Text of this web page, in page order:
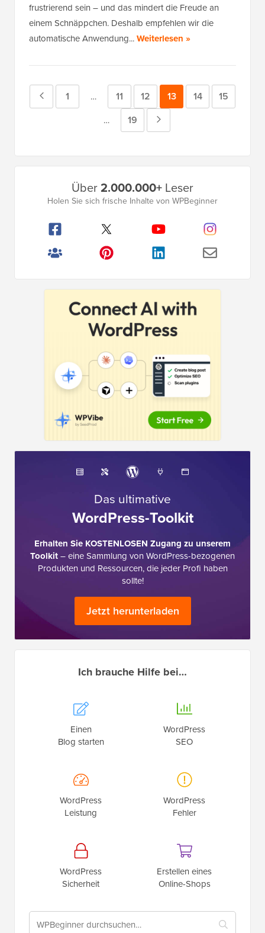
frustrierend sein – und das mindert die Freude an
einem Schnäppchen. Deshalb empfehlen wir die
automatische Anwendung...Weiterlesen »
Vorherige
Seite
1
Zwischenseiten
weggelassen
… Seite
11 Seite
12 Seite
13 Seite
14 Seite
15
Zwischenseiten
weggelassen
… Seite
19
Seitenleistenmenü
Über2.000.000+ Leser
Holen Sie sich frische Inhalte von WPBeginner
Das ultimative
WordPress-Toolkit
Erhalten Sie KOSTENLOSEN Zugang zu unserem
Toolkit– eine Sammlung von WordPress-bezogenen
Produkten und Ressourcen, die jeder Profi haben
sollte!
Jetzt herunterladen
Ich brauche Hilfe bei…
Einen
Blog starten
WordPress
SEO
WordPress
Leistung
WordPress
Fehler
WordPress
Sicherheit
Erstellen eines
Online-Shops